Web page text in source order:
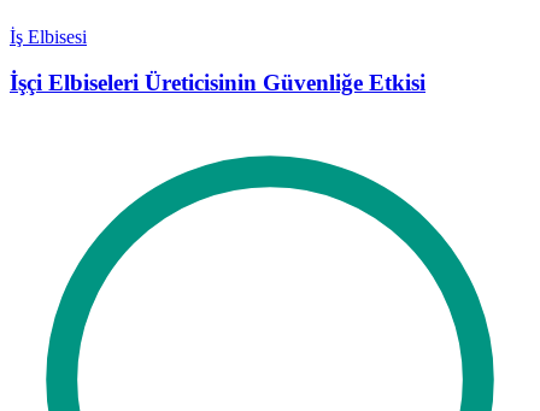
İş Elbisesi
İşçi Elbiseleri Üreticisinin Güvenliğe Etkisi